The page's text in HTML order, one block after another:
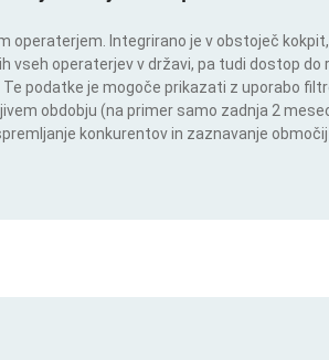
operaterjem. Integrirano je v obstoječ
operaterjev v državi, pa tudi dostop do
podatke je mogoče prikazati z uporabo
obdobju (na primer samo zadnja 2
konkurentov in zaznavanje